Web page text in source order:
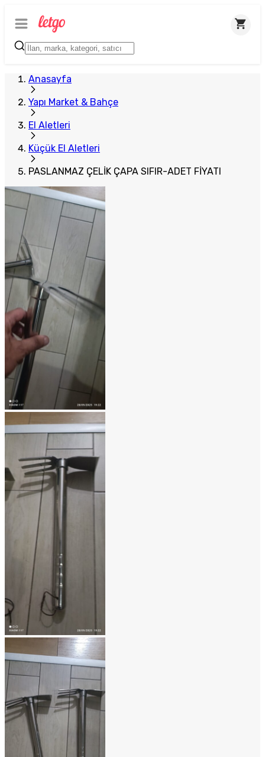
Anasayfa
Yapı Market & Bahçe
El Aletleri
Küçük El Aletleri
PASLANMAZ ÇELİK ÇAPA SIFIR-ADET FİYATI